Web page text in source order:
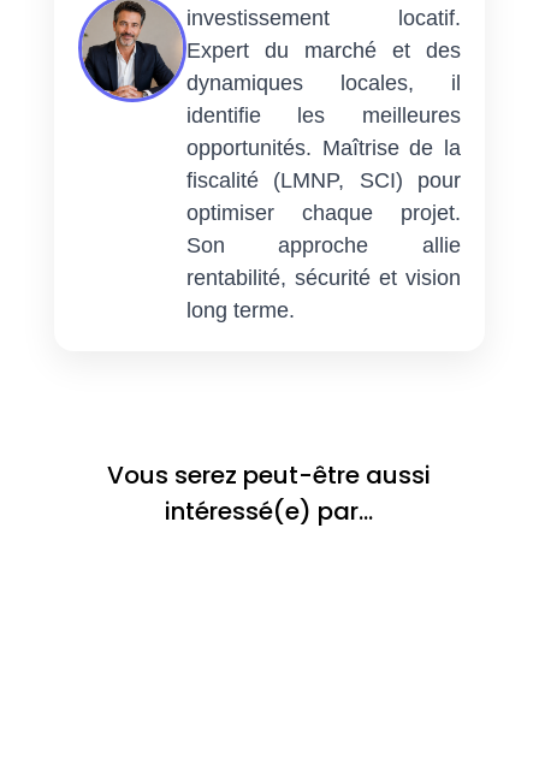
investissement locatif.
Expert du marché et des
dynamiques locales, il
identifie les meilleures
opportunités. Maîtrise de la
fiscalité (LMNP, SCI) pour
optimiser chaque projet.
Son approche allie
rentabilité, sécurité et vision
long terme.
Vous serez peut-être aussi
intéressé(e) par…